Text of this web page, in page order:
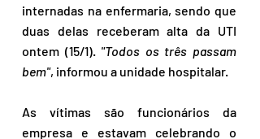
internadas na enfermaria, sendo que
duas delas receberam alta da UTI
ontem (15/1). "Todos os três passam
bem", informou a unidade hospitalar.
As vítimas são funcionários da
empresa e estavam celebrando o